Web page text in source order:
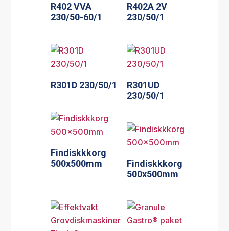
R402 VVA
230/50-60/1
R402A 2V
230/50/1
R301D 230/50/1
R301UD
230/50/1
Findiskkkorg
500x500mm
Findiskkkorg
500x500mm